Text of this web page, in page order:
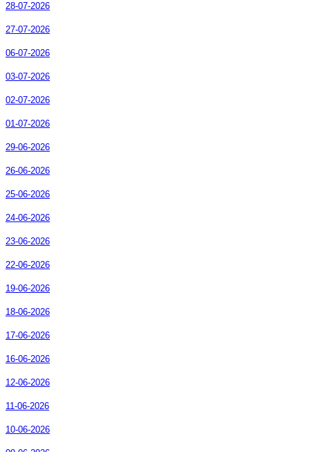
28-07-2026
27-07-2026
06-07-2026
03-07-2026
02-07-2026
01-07-2026
29-06-2026
26-06-2026
25-06-2026
24-06-2026
23-06-2026
22-06-2026
19-06-2026
18-06-2026
17-06-2026
16-06-2026
12-06-2026
11-06-2026
10-06-2026